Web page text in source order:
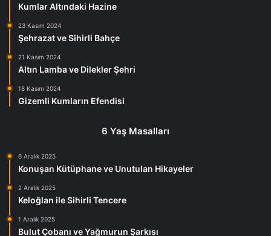
Kumlar Altındaki Hazine
23 Kasım 2024
Şehrazat ve Sihirli Bahçe
21 Kasım 2024
Altın Lamba ve Dilekler Şehri
18 Kasım 2024
Gizemli Kumların Efendisi
6 Yaş Masalları
6 Aralık 2025
Konuşan Kütüphane ve Unutulan Hikayeler
2 Aralık 2025
Keloğlan ile Sihirli Tencere
1 Aralık 2025
Bulut Çobanı ve Yağmurun Şarkısı